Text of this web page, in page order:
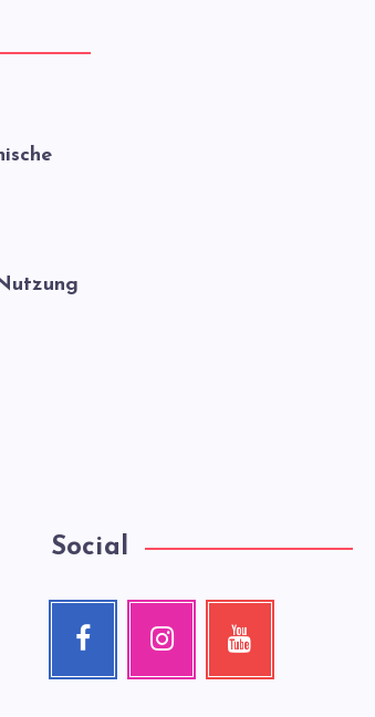
Social
Facebook
Follow
Instagram
Our
Youtube
Check